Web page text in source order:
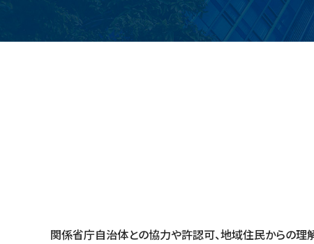
関係省庁自治体との協力や許認可、地域住民からの理